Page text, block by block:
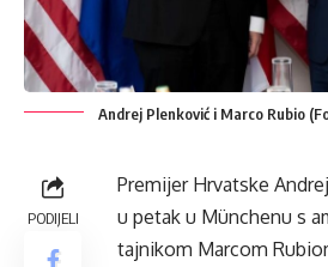
Andrej Plenković i Marco Rubio
PODIJELI
Premijer Hrvatske
u petak u Münchenu s
tajnikom Marcom